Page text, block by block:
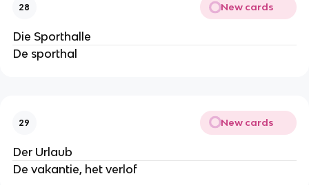
28 New cards
Die Sporthalle
De sporthal
29 New cards
Der Urlaub
De vakantie, het verlof